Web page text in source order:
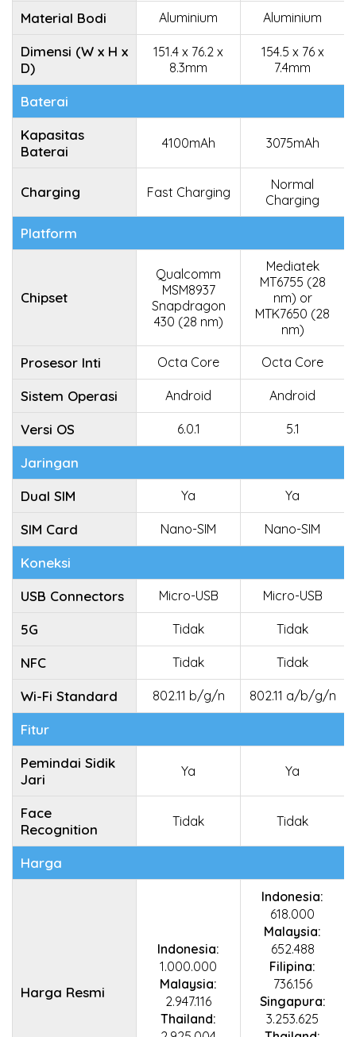
Material Bodi Aluminium Aluminium
Dimensi (W x H x
D)
151.4 x 76.2 x
8.3mm
154.5 x 76 x
7.4mm
Baterai
Kapasitas
Baterai
4100mAh 3075mAh
Charging Fast Charging
Normal
Charging
Platform
Chipset
Qualcomm
MSM8937
Snapdragon
430 (28 nm)
Mediatek
MT6755 (28
nm) or
MTK7650 (28
nm)
Prosesor Inti Octa Core Octa Core
Sistem Operasi Android Android
Versi OS 6.0.1 5.1
Jaringan
Dual SIM
Ya Ya
SIM Card Nano-SIM Nano-SIM
Koneksi
USB Connectors
Micro-USB Micro-USB
5G Tidak Tidak
NFC Tidak Tidak
Wi-Fi Standard 802.11 b/g/n 802.11 a/b/g/n
Fitur
Pemindai Sidik
Jari
Ya Ya
Face
Recognition
Tidak Tidak
Harga
Harga Resmi
Indonesia:
1.000.000
Malaysia:
2.947.116
Thailand:
Indonesia:
618.000
Malaysia:
652.488
Filipina:
736.156
Singapura:
3.253.625